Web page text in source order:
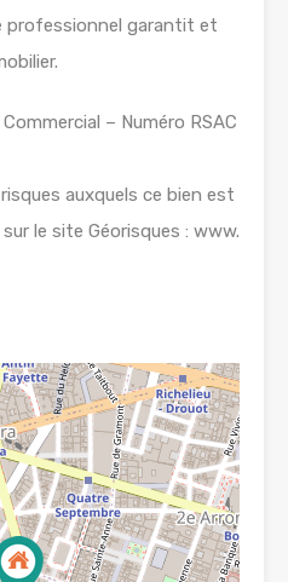
professionnel garantit et
– Numéro RSAC
auxquels ce bien est
le site Géorisques : www.